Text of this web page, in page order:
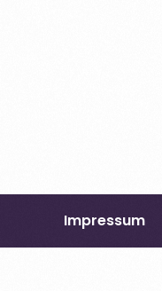
Impressum